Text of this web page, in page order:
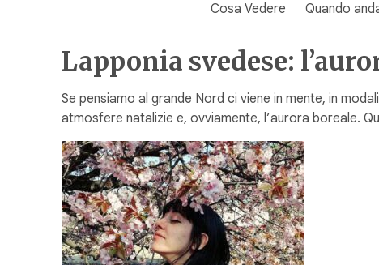
Cosa Vedere Quando
Lapponia svedese:
Se pensiamo al grande Nord ci viene in mente, in
atmosfere natalizie e, ovviamente, l’aurora boreale.